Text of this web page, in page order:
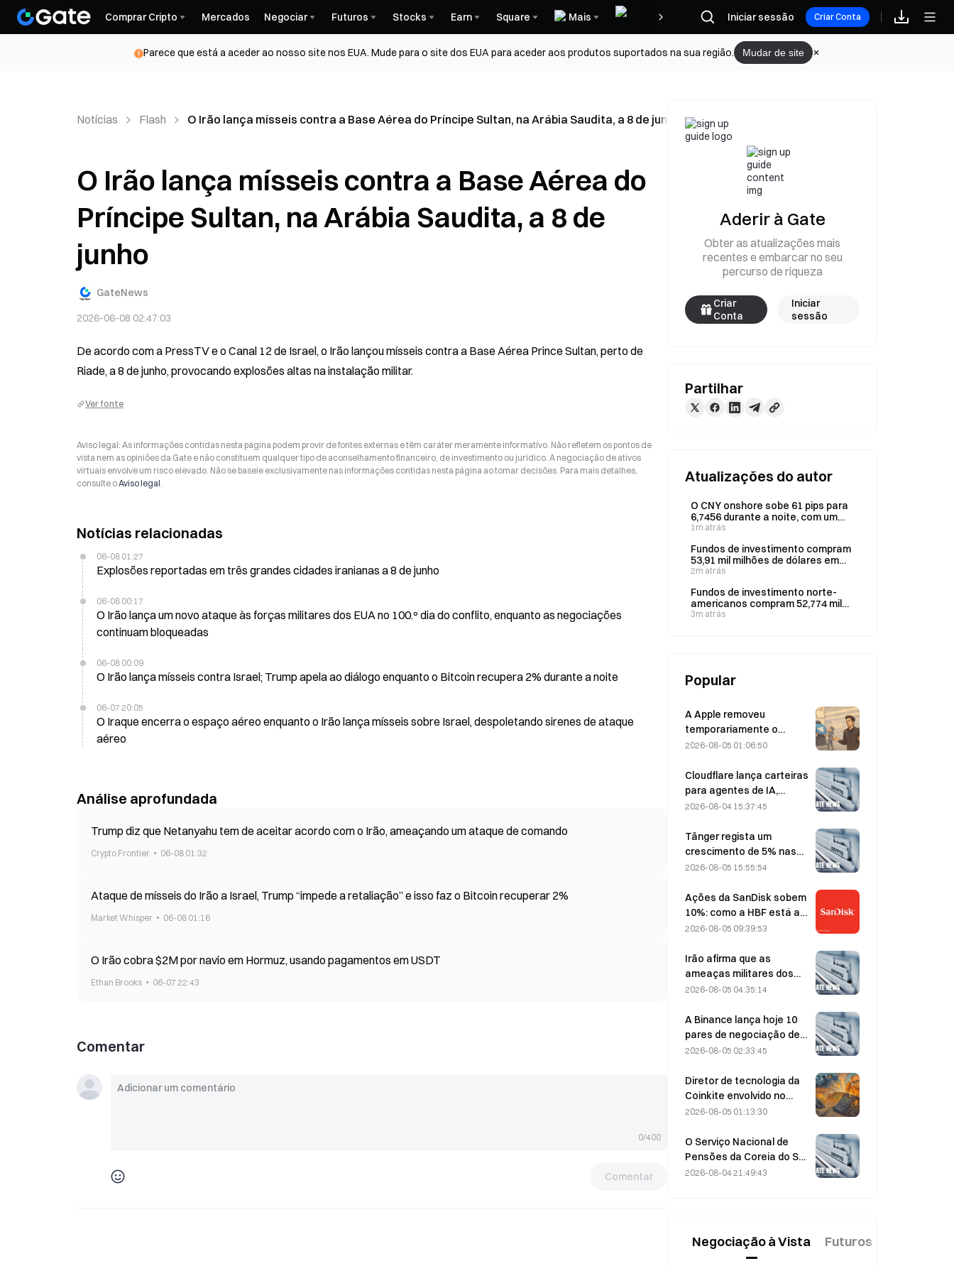
Comprar Cripto Mercados Negociar Futuros Stocks Earn Square Mais Recompensas
Iniciar sessão Criar Conta
Parece que está a aceder ao nosso site nos EUA. Mude para o site dos EUA para aceder aos produtos suportados na sua região. Mudar de site
Notícias Flash O Irão lança mísseis contra a Base Aérea do Príncipe Sultan, na Arábia Saudita, a 8 de junho
O Irão lança mísseis contra a Base Aérea do
Príncipe Sultan, na Arábia Saudita, a 8 de
junho
GateNews
2026-06-08 02:47:03
De acordo com a PressTV e o Canal 12 de Israel, o Irão lançou mísseis contra a Base Aérea Prince Sultan, perto de
Riade, a 8 de junho, provocando explosões altas na instalação militar.
Ver fonte
Aviso legal: As informações contidas nesta página podem provir de fontes externas e têm caráter meramente informativo. Não refletem os pontos de
vista nem as opiniões da Gate e não constituem qualquer tipo de aconselhamento financeiro, de investimento ou jurídico. A negociação de ativos
virtuais envolve um risco elevado. Não se baseie exclusivamente nas informações contidas nesta página ao tomar decisões. Para mais detalhes,
consulte oAviso legal.
Notícias relacionadas
06-08 01:27
Explosões reportadas em três grandes cidades iranianas a 8 de junho
06-08 00:17
O Irão lança um novo ataque às forças militares dos EUA no 100.º dia do conflito, enquanto as negociações
continuam bloqueadas
06-08 00:09
O Irão lança mísseis contra Israel; Trump apela ao diálogo enquanto o Bitcoin recupera 2% durante a noite
06-07 20:05
O Iraque encerra o espaço aéreo enquanto o Irão lança mísseis sobre Israel, despoletando sirenes de ataque
aéreo
Análise aprofundada
Trump diz que Netanyahu tem de aceitar acordo com o Irão, ameaçando um ataque de comando
Crypto Frontier 06-08 01:32
Ataque de mísseis do Irão a Israel, Trump “impede a retaliação” e isso faz o Bitcoin recuperar 2%
Market Whisper 06-08 01:16
O Irão cobra $2M por navio em Hormuz, usando pagamentos em USDT
Ethan Brooks 06-07 22:43
Comentar
0/400
Comentar
Aderir à Gate
Obter as atualizações mais
recentes e embarcar no seu
percurso de riqueza
Criar
Conta
Iniciar
sessão
Partilhar
Atualizações do autor
O CNY onshore sobe 61 pips para
6,7456 durante a noite, com um
volume de 23,05 mil milhões de
1m atrás
Fundos de investimento compram
53,91 mil milhões de dólares em
títulos do Tesouro dos EUA a 2
compram 6,51 mil milhões de
dólares
2m atrás
Fundos de investimento norte-
americanos compram 52,774 mil
milhões de dólares em títulos do
3m atrás
Popular
A Apple removeu
temporariamente o
Telegram devido a
sexual infantil (CSAM);
Durov rejeitou a alegação,
afirmando que se tratou
segurança»
2026-08-05 01:06:50
Cloudflare lança carteiras
para agentes de IA,
permitindo pagamentos
API, a 4 de agosto
2026-08-04 15:37:45
Tânger regista um
crescimento de 5% nas
vendas, impulsionado pelo
Campeonato do Mundo
em junho e julho.
2026-08-05 15:55:54
Ações da SanDisk sobem
10%: como a HBF está a
iniciar um novo ciclo de
poderão os resultados
financeiros validar a tese
de crescimento?
2026-08-05 09:39:53
Irão afirma que as
ameaças militares dos
EUA atrasam o acordo
de Ormuz, em 5 de agosto
2026-08-05 04:35:14
A Binance lança hoje 10
pares de negociação de
bStocks às 20:00 (UTC+8),
a 0.
2026-08-05 02:33:45
Diretor de tecnologia da
Coinkite envolvido no
incidente relacionado
na Coldcard, que
desencadeou quatro
ondas de ataques e
2026-08-05 01:13:30
O Serviço Nacional de
Pensões da Coreia do Sul
muda para ações mais
2026-08-04 21:49:43
Negociação à Vista Futuros